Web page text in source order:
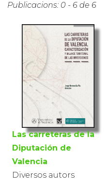
Publicacions: 0 - 6 de 6
Las carreteras de la
Diputación de
Valencia
Diversos autors